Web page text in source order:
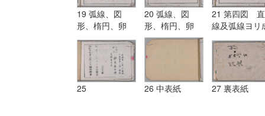
成レル単図
19 弧線、図
形、楕円、卵
形、渦線、円
柱、円錐等ヲ描
ク法及弧線ヨリ
成レル単図
20 弧線、図
形、楕円、卵
形、渦線、円
柱、円錐等ヲ描
ク法及弧線ヨリ
成レル単図
21 第四図 直
線及弧線ヨリ
レル単図
25 26 中表紙 27 裏表紙